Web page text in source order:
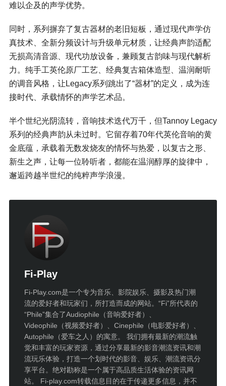
难以企及的声学优势。
同时，系列摒弃了复古器材的老旧短板，通过现代声学仿
真技术、全新分频设计与升级单元材质，让经典声韵适配
无损高清音源、现代功放设备，兼顾复古韵味与现代解析
力。纯手工英伦原厂工艺、经典复古箱体造型、温润耐听
的调音风格，让Legacy系列跳出了“器材”的定义，成为连
接时代、承载情怀的声学艺术品。
半个世纪光阴流转，音响技术迭代万千，但Tannoy Legacy
系列的经典声韵从未过时。它留存着70年代英伦音响的黄
金底蕴，承载着无数发烧友的情怀与热爱，以复古之形、
新生之声，让每一位聆听者，都能在温润醇厚的旋律中，
邂逅跨越半世纪的纯粹声学浪漫。
Fi-Play
Fi-Play.com是一个专为音乐、影院娱乐、摄影及热门潮
流的爱好者和玩家们，所打造而成的网站。“Fi”所代表的
“Phile”集合了Audiophile（音响爱好者）、
Videophile（视频爱好者）、Cinephile（电影爱好者）、
Autophile（爱车之人）的寓意。 我们拥有最新的潮流触
觉和丰富的玩家资源，通过分享最新的影音潮流资讯和潮
流玩乐体验，打造一个划时代的影音、娱乐、潮流资讯分
享平台。绝对勘称是一个属于高品质生活体验的资讯网
站。 Fi-play.com转载信息目的在于传递更多信息，并不